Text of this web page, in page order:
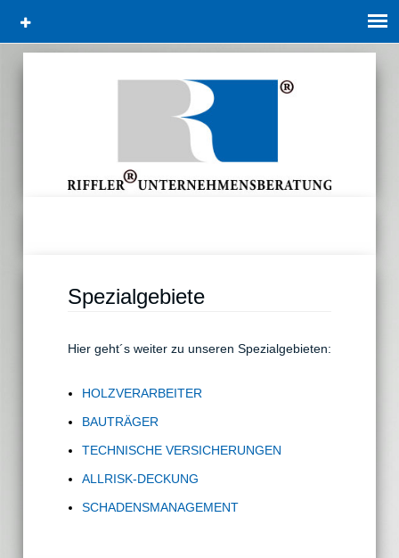
Spezialgebiete
Hier geht´s weiter zu unseren Spezialgebieten:
HOLZVERARBEITER
BAUTRÄGER
TECHNISCHE VERSICHERUNGEN
ALLRISK-DECKUNG
SCHADENSMANAGEMENT